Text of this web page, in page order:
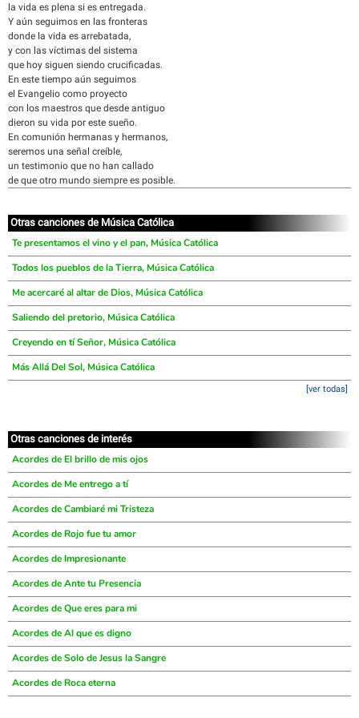
la vida es plena si es entregada.
Y aún seguimos en las fronteras
donde la vida es arrebatada,
y con las víctimas del sistema
que hoy siguen siendo crucificadas.
En este tiempo aún seguimos
el Evangelio como proyecto
con los maestros que desde antiguo
dieron su vida por este sueño.
En comunión hermanas y hermanos,
seremos una señal creíble,
un testimonio que no han callado
de que otro mundo siempre es posible.
Otras canciones de Música Católica
Te presentamos el vino y el pan, Música Católica
Todos los pueblos de la Tierra, Música Católica
Me acercaré al altar de Dios, Música Católica
Saliendo del pretorio, Música Católica
Creyendo en tí Señor, Música Católica
Más Allá Del Sol, Música Católica
[ver todas]
Otras canciones de interés
Acordes de El brillo de mis ojos
Acordes de Me entrego a tí
Acordes de Cambiaré mi Tristeza
Acordes de Rojo fue tu amor
Acordes de Impresionante
Acordes de Ante tu Presencia
Acordes de Que eres para mi
Acordes de Al que es digno
Acordes de Solo de Jesus la Sangre
Acordes de Roca eterna